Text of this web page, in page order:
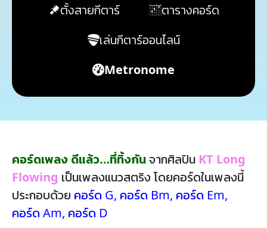
ตั้งสายกีตาร์
ตารางคอร์ด
เล่นกีตาร์ออนไลน์
Metronome
คอร์ดเพลง ดีแล้ว…ที่ทิ้งกันจากศิลปิน KT Long
Flowing เป็นเพลงแนวสตริง โดยคอร์ดในเพลงนี้
ประกอบด้วย คอร์ด G, คอร์ด Bm, คอร์ด Em,
คอร์ด Am, คอร์ด D